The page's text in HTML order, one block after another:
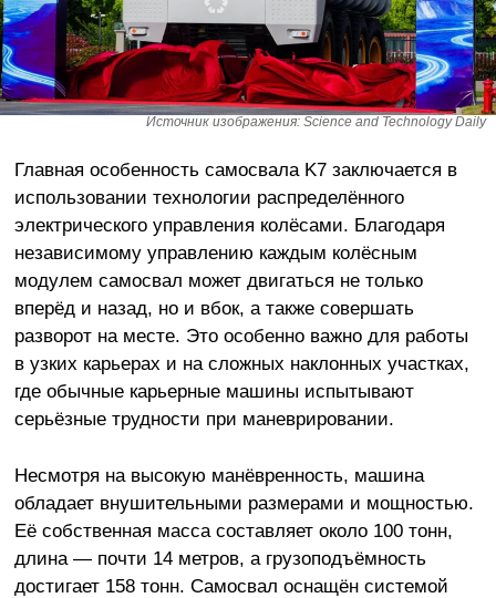
Источник изображения: Science and Technology Daily
Главная особенность самосвала K7 заключается в
использовании технологии распределённого
электрического управления колёсами. Благодаря
независимому управлению каждым колёсным
модулем самосвал может двигаться не только
вперёд и назад, но и вбок, а также совершать
разворот на месте. Это особенно важно для работы
в узких карьерах и на сложных наклонных участках,
где обычные карьерные машины испытывают
серьёзные трудности при маневрировании.
Несмотря на высокую манёвренность, машина
обладает внушительными размерами и мощностью.
Её собственная масса составляет около 100 тонн,
длина — почти 14 метров, а грузоподъёмность
достигает 158 тонн. Самосвал оснащён системой